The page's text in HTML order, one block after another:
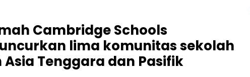
Cambridge Schools
lima komunitas sekolah
Tenggara dan Pasifik